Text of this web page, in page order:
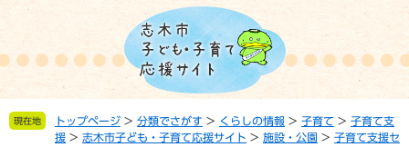
の
で
ー
ば 現在地 トップページ > 分類でさがす > くらしの情報 > 子育て > 子育て支
援 > 志木市子ども・子育て応援サイト > 施設・公園 > 子育て支援セ